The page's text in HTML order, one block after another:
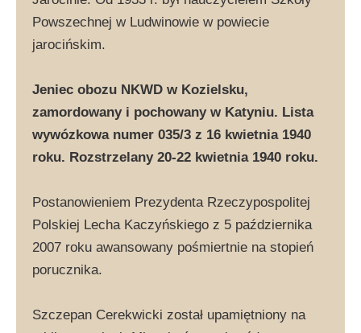
Powszechnej w Ludwinowie w powiecie
jarocińskim.
Jeniec obozu NKWD w Kozielsku,
zamordowany i pochowany w Katyniu. Lista
wywózkowa numer 035/3 z 16 kwietnia 1940
roku. Rozstrzelany 20-22 kwietnia 1940 roku.
Postanowieniem Prezydenta Rzeczypospolitej
Polskiej Lecha Kaczyńskiego z 5 października
2007 roku awansowany pośmiertnie na stopień
porucznika.
Szczepan Cerekwicki został upamiętniony na